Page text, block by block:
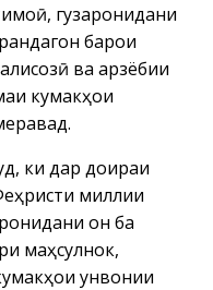
гузаронидани
барои
ва арзёбии
кумакҳои
ки дар доираи
миллии
он ба
маҳсулнок,
унвонии